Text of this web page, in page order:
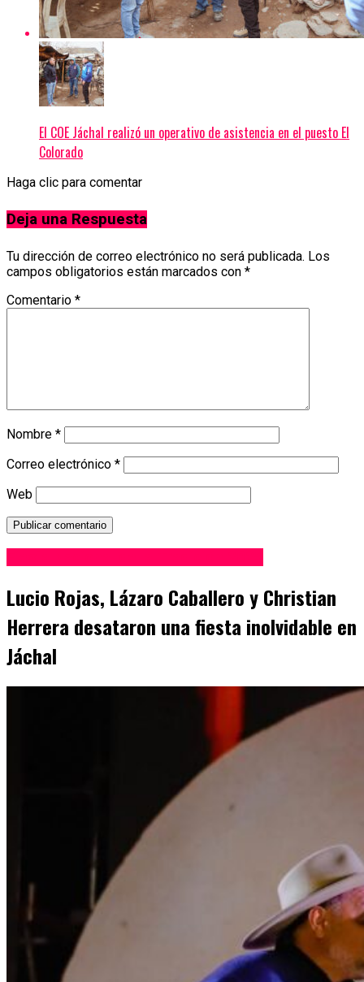
El COE Jáchal realizó un operativo de asistencia en el puesto El
Colorado
Haga clic para comentar
Deja una Respuesta
Tu dirección de correo electrónico no será publicada. Los
campos obligatorios están marcados con *
Comentario *
Nombre *
Correo electrónico *
Web
Lucio Rojas, Lázaro Caballero y Christian
Herrera desataron una fiesta inolvidable en
Jáchal